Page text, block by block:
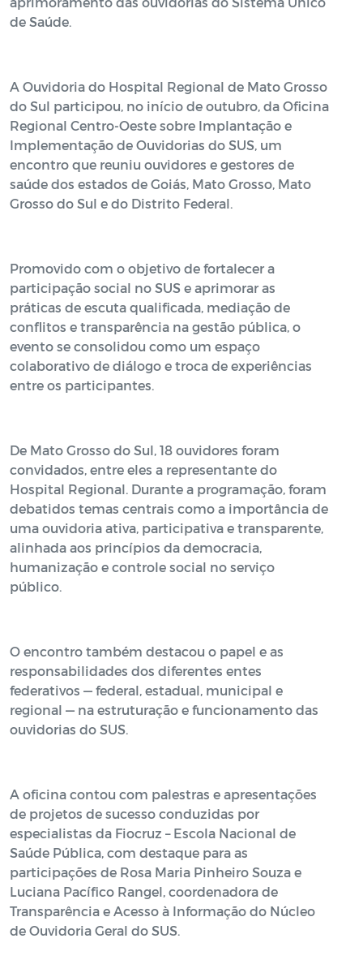
de Saúde.
A Ouvidoria do Hospital Regional de Mato Grosso
do Sul participou, no início de outubro, da Oficina
Regional Centro-Oeste sobre Implantação e
Implementação de Ouvidorias do SUS, um
encontro que reuniu ouvidores e gestores de
saúde dos estados de Goiás, Mato Grosso, Mato
Grosso do Sul e do Distrito Federal.
Promovido com o objetivo de fortalecer a
participação social no SUS e aprimorar as
práticas de escuta qualificada, mediação de
conflitos e transparência na gestão pública, o
evento se consolidou como um espaço
colaborativo de diálogo e troca de experiências
entre os participantes.
De Mato Grosso do Sul, 18 ouvidores foram
convidados, entre eles a representante do
Hospital Regional. Durante a programação, foram
debatidos temas centrais como a importância de
uma ouvidoria ativa, participativa e transparente,
alinhada aos princípios da democracia,
humanização e controle social no serviço
público.
O encontro também destacou o papel e as
responsabilidades dos diferentes entes
federativos — federal, estadual, municipal e
regional — na estruturação e funcionamento das
ouvidorias do SUS.
A oficina contou com palestras e apresentações
de projetos de sucesso conduzidas por
especialistas da Fiocruz – Escola Nacional de
Saúde Pública, com destaque para as
participações de Rosa Maria Pinheiro Souza e
Luciana Pacífico Rangel, coordenadora de
Transparência e Acesso à Informação do Núcleo
de Ouvidoria Geral do SUS.